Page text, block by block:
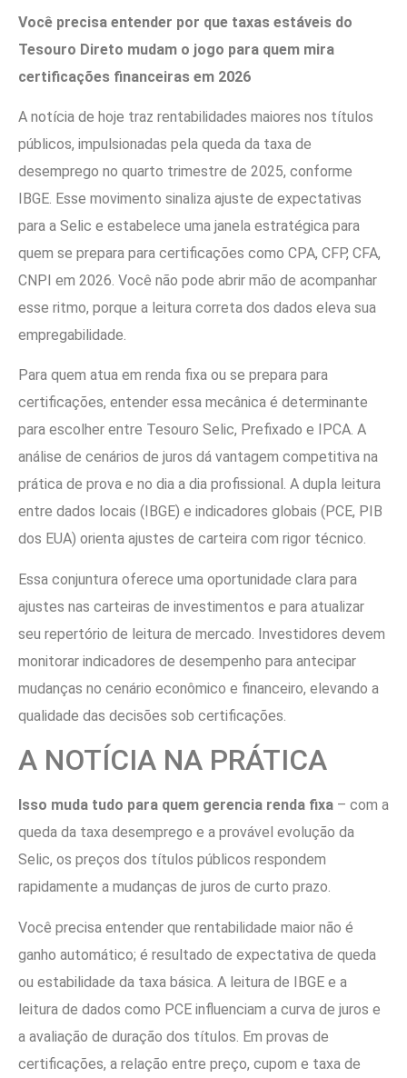
Você precisa entender por que taxas estáveis do
Tesouro Direto mudam o jogo para quem mira
certificações financeiras em 2026
A notícia de hoje traz rentabilidades maiores nos títulos
públicos, impulsionadas pela queda da taxa de
desemprego no quarto trimestre de 2025, conforme
IBGE. Esse movimento sinaliza ajuste de expectativas
para a Selic e estabelece uma janela estratégica para
quem se prepara para certificações como CPA, CFP, CFA,
CNPI em 2026. Você não pode abrir mão de acompanhar
esse ritmo, porque a leitura correta dos dados eleva sua
empregabilidade.
Para quem atua em renda fixa ou se prepara para
certificações, entender essa mecânica é determinante
para escolher entre Tesouro Selic, Prefixado e IPCA. A
análise de cenários de juros dá vantagem competitiva na
prática de prova e no dia a dia profissional. A dupla leitura
entre dados locais (IBGE) e indicadores globais (PCE, PIB
dos EUA) orienta ajustes de carteira com rigor técnico.
Essa conjuntura oferece uma oportunidade clara para
ajustes nas carteiras de investimentos e para atualizar
seu repertório de leitura de mercado. Investidores devem
monitorar indicadores de desempenho para antecipar
mudanças no cenário econômico e financeiro, elevando a
qualidade das decisões sob certificações.
A NOTÍCIA NA PRÁTICA
Isso muda tudo para quem gerencia renda fixa – com a
queda da taxa desemprego e a provável evolução da
Selic, os preços dos títulos públicos respondem
rapidamente a mudanças de juros de curto prazo.
Você precisa entender que rentabilidade maior não é
ganho automático; é resultado de expectativa de queda
ou estabilidade da taxa básica. A leitura de IBGE e a
leitura de dados como PCE influenciam a curva de juros e
a avaliação de duração dos títulos. Em provas de
certificações, a relação entre preço, cupom e taxa de